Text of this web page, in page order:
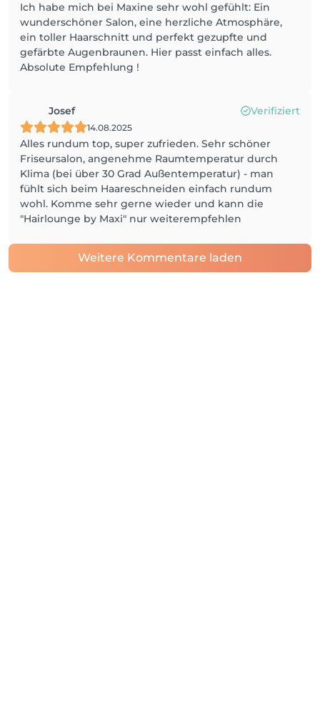
Ich habe mich bei Maxine sehr wohl gefühlt: Ein
wunderschöner Salon, eine herzliche Atmosphäre,
ein toller Haarschnitt und perfekt gezupfte und
gefärbte Augenbraunen. Hier passt einfach alles.
Absolute Empfehlung !
Josef Verifiziert
14.08.2025
Alles rundum top, super zufrieden. Sehr schöner
Friseursalon, angenehme Raumtemperatur durch
Klima (bei über 30 Grad Außentemperatur) - man
fühlt sich beim Haareschneiden einfach rundum
wohl. Komme sehr gerne wieder und kann die
"Hairlounge by Maxi" nur weiterempfehlen
Weitere Kommentare laden